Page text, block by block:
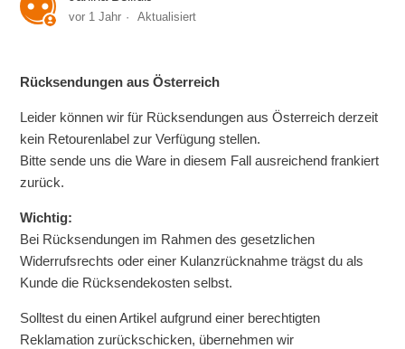
vor 1 Jahr Aktualisiert
Rücksendungen aus Österreich
Leider können wir für Rücksendungen aus Österreich derzeit
kein Retourenlabel zur Verfügung stellen.
Bitte sende uns die Ware in diesem Fall ausreichend frankiert
zurück.
Wichtig:
Bei Rücksendungen im Rahmen des gesetzlichen
Widerrufsrechts oder einer Kulanzrücknahme trägst du als
Kunde die Rücksendekosten selbst.
Solltest du einen Artikel aufgrund einer berechtigten
Reklamation zurückschicken, übernehmen wir